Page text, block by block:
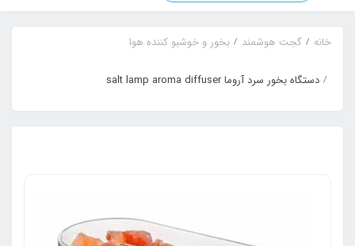
خانه گجت هوشمند بخور و خوشبو کننده هوا
دستگاه بخور سرد آروما salt lamp aroma diffuser